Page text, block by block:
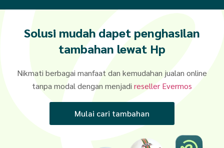
Solusi mudah dapet penghasilan
tambahan lewat Hp
Nikmati berbagai manfaat dan kemudahan jualan online
tanpa modal dengan menjadi reseller Evermos
Mulai cari tambahan